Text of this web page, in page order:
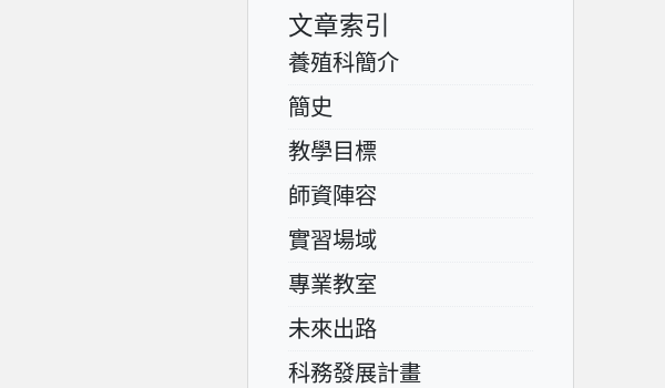
文章索引
養殖科簡介
簡史
教學目標
師資陣容
實習場域
專業教室
未來出路
科務發展計畫